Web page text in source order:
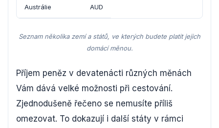
Austrálie AUD
Seznam několika zemí a států, ve kterých budete platit jejich
domácí měnou.
Příjem peněz v devatenácti různých měnách
Vám dává velké možnosti při cestování.
Zjednodušeně řečeno se nemusíte příliš
omezovat. To dokazují i další státy v rámci